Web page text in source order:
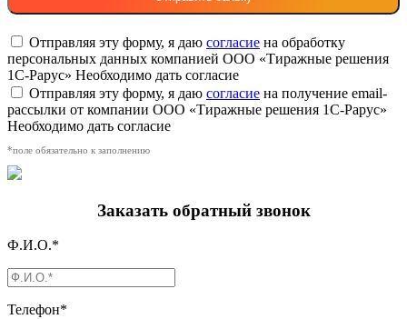
Отправляя эту форму, я даю согласие на обработку
персональных данных компанией ООО «Тиражные решения
1С-Рарус» Необходимо дать согласие
Отправляя эту форму, я даю согласие на получение email-
рассылки от компании ООО «Тиражные решения 1С-Рарус»
Необходимо дать согласие
*поле обязательно к заполнению
Заказать обратный звонок
Ф.И.О.*
Телефон*